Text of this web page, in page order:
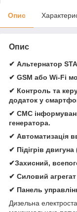
Опис
Опис
✔ Альтернатор
✔ GSM або Wi-Fi
✔ Контроль та
додаток у
✔ СМС
генератора.
✔ Автоматизація
✔ Підігрів
✔Захисний,
✔ Силовий агрегат
✔ Панель
Дизельна